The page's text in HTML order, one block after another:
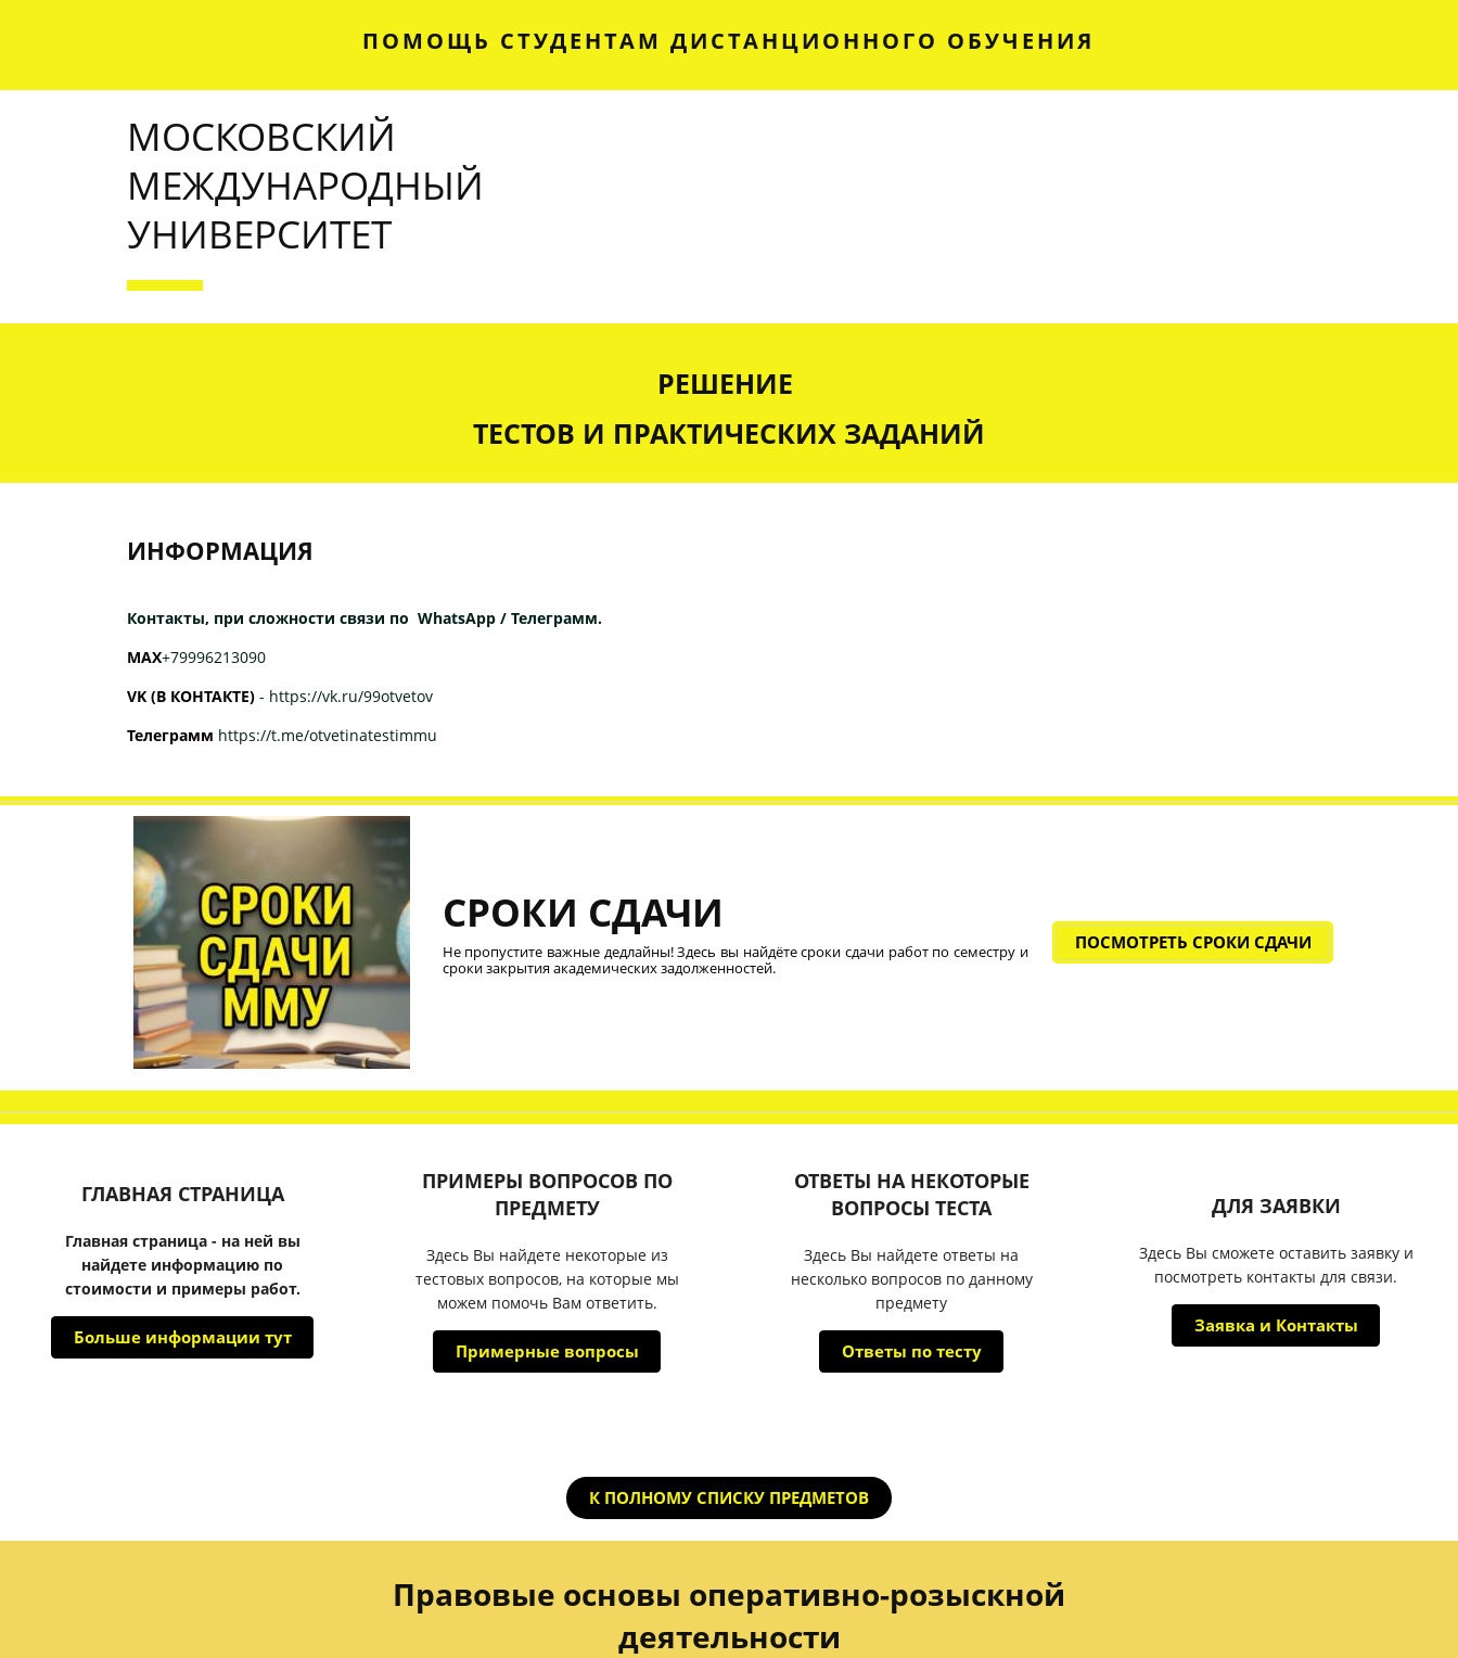
ПОМОЩЬ СТУДЕНТАМ ДИСТАНЦИОННОГО ОБУЧЕНИЯ
МОСКОВСКИЙ
МЕЖДУНАРОДНЫЙ
УНИВЕРСИТЕТ
РЕШЕНИЕ
ТЕСТОВ И ПРАКТИЧЕСКИХ ЗАДАНИЙ
ИНФОРМАЦИЯ
Контакты, при сложности связи по WhatsApp / Телеграмм.
МАХ+79996213090
VK (В КОНТАКТЕ) - https://vk.ru/99otvetov
Телеграмм https://t.me/otvetinatestimmu
СРОКИ СДАЧИ
Не пропустите важные дедлайны! Здесь вы найдёте сроки сдачи работ по семестру и
сроки закрытия академических задолженностей.
ПОСМОТРЕТЬ СРОКИ СДАЧИ
ГЛАВНАЯ СТРАНИЦА
Главная страница - на ней вы
найдете информацию по
стоимости и примеры работ.
Больше информации тут
ПРИМЕРЫ ВОПРОСОВ ПО
ПРЕДМЕТУ
Здесь Вы найдете некоторые из
тестовых вопросов, на которые мы
можем помочь Вам ответить.
Примерные вопросы
ОТВЕТЫ НА НЕКОТОРЫЕ
ВОПРОСЫ ТЕСТА
Здесь Вы найдете ответы на
несколько вопросов по данному
предмету
Ответы по тесту
ДЛЯ ЗАЯВКИ
Здесь Вы сможете оставить заявку и
посмотреть контакты для связи.
Заявка и Контакты
К ПОЛНОМУ СПИСКУ ПРЕДМЕТОВ
Правовые основы оперативно-розыскной
деятельности